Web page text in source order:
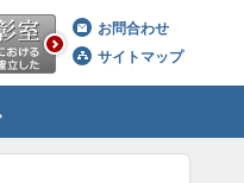
お問合わせ
サイトマップ